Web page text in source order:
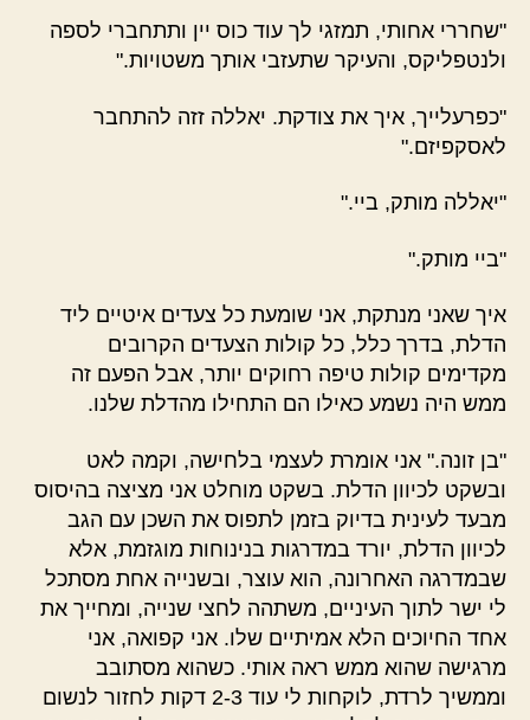
"שחררי אחותי, תמזגי לך עוד כוס יין ותתחברי לספה
ולנטפליקס, והעיקר שתעזבי אותך משטויות."
"כפרעלייך, איך את צודקת. יאללה זזה להתחבר
לאסקפיזם."
"יאללה מותק, ביי."
"ביי מותק."
איך שאני מנתקת, אני שומעת כל צעדים איטיים ליד
הדלת, בדרך כלל, כל קולות הצעדים הקרובים
מקדימים קולות טיפה רחוקים יותר, אבל הפעם זה
ממש היה נשמע כאילו הם התחילו מהדלת שלנו.
"בן זונה." אני אומרת לעצמי בלחישה, וקמה לאט
ובשקט לכיוון הדלת. בשקט מוחלט אני מציצה בהיסוס
מבעד לעינית בדיוק בזמן לתפוס את השכן עם הגב
לכיוון הדלת, יורד במדרגות בנינוחות מוגזמת, אלא
שבמדרגה האחרונה, הוא עוצר, ובשנייה אחת מסתכל
לי ישר לתוך העיניים, משתהה לחצי שנייה, ומחייך את
אחד החיוכים הלא אמיתיים שלו. אני קפואה, אני
מרגישה שהוא ממש ראה אותי. כשהוא מסתובב
וממשיך לרדת, לוקחות לי עוד 2-3 דקות לחזור לנשום